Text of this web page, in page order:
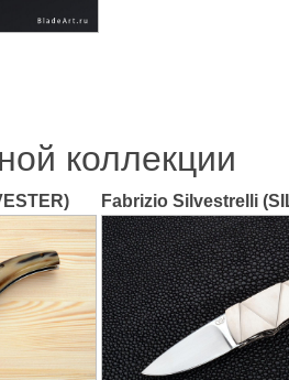
коллекции
Fabrizio Silvestrelli